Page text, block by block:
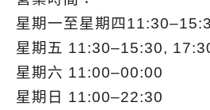
星期一至星期四
星期五 11:30–15:30,
星期六 11:00–00:00
星期日 11:00–22:30